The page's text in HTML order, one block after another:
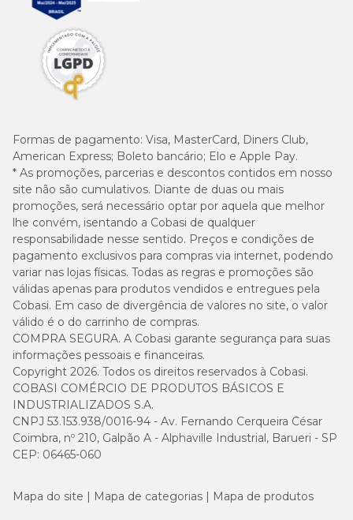
Formas de pagamento: Visa, MasterCard, Diners Club,
American Express; Boleto bancário; Elo e Apple Pay.
* As promoções, parcerias e descontos contidos em nosso
site não são cumulativos. Diante de duas ou mais
promoções, será necessário optar por aquela que melhor
lhe convém, isentando a Cobasi de qualquer
responsabilidade nesse sentido. Preços e condições de
pagamento exclusivos para compras via internet, podendo
variar nas lojas físicas. Todas as regras e promoções são
válidas apenas para produtos vendidos e entregues pela
Cobasi. Em caso de divergência de valores no site, o valor
válido é o do carrinho de compras.
COMPRA SEGURA. A Cobasi garante segurança para suas
informações pessoais e financeiras.
Copyright 2026. Todos os direitos reservados à Cobasi.
COBASI COMÉRCIO DE PRODUTOS BÁSICOS E
INDUSTRIALIZADOS S.A.
CNPJ 53.153.938/0016-94 - Av. Fernando Cerqueira César
Coimbra, nº 210, Galpão A - Alphaville Industrial, Barueri - SP
CEP: 06465-060
Mapa do site Mapa de categorias Mapa de produtos